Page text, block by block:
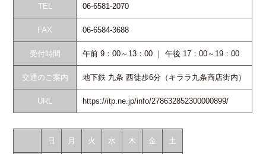
TEL 06-6581-2070
FAX 06-6584-3688
受付時間 午前 9：00～13：00 ｜ 午後 17：00～19：00
交通のご案内 地下鉄 九条 西徒歩6分（キララ九条商店街内）
URL https://itp.ne.jp/info/278632852300000899/
日 月 火 水 木 金 土